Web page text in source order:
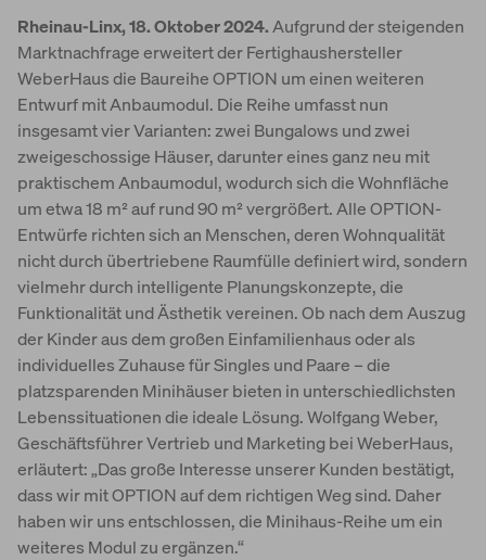
Rheinau-Linx, 18. Oktober 2024.Aufgrund der steigenden
Marktnachfrage erweitert der Fertighaushersteller
WeberHaus die Baureihe OPTION um einen weiteren
Entwurf mit Anbaumodul. Die Reihe umfasst nun
insgesamt vier Varianten: zwei Bungalows und zwei
zweigeschossige Häuser, darunter eines ganz neu mit
praktischem Anbaumodul, wodurch sich die Wohnfläche
um etwa 18 m² auf rund 90 m² vergrößert. Alle OPTION-
Entwürfe richten sich an Menschen, deren Wohnqualität
nicht durch übertriebene Raumfülle definiert wird, sondern
vielmehr durch intelligente Planungskonzepte, die
Funktionalität und Ästhetik vereinen. Ob nach dem Auszug
der Kinder aus dem großen Einfamilienhaus oder als
individuelles Zuhause für Singles und Paare – die
platzsparenden Minihäuser bieten in unterschiedlichsten
Lebenssituationen die ideale Lösung. Wolfgang Weber,
Geschäftsführer Vertrieb und Marketing bei WeberHaus,
erläutert: „Das große Interesse unserer Kunden bestätigt,
dass wir mit OPTION auf dem richtigen Weg sind. Daher
haben wir uns entschlossen, die Minihaus-Reihe um ein
weiteres Modul zu ergänzen.“